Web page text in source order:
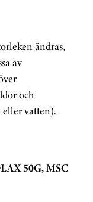
ändras,
av
och
vatten).
50G, MSC